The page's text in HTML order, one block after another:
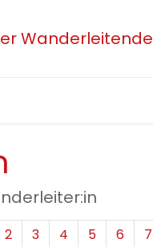
Wanderleitende
2 3 4 5 6 7